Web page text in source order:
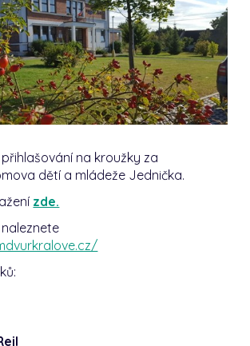
na kroužky za
dětí a mládeže Jednička.
zde.